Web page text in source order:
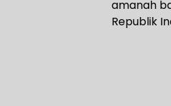
amanah
Republik